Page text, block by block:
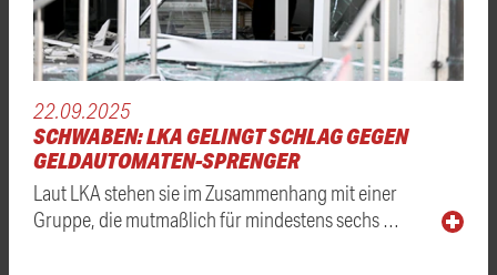
22.09.2025
SCHWABEN: LKA GELINGT SCHLAG GEGEN
GELDAUTOMATEN-SPRENGER
Laut LKA stehen sie im Zusammenhang mit einer
Gruppe, die mutmaßlich für mindestens sechs …